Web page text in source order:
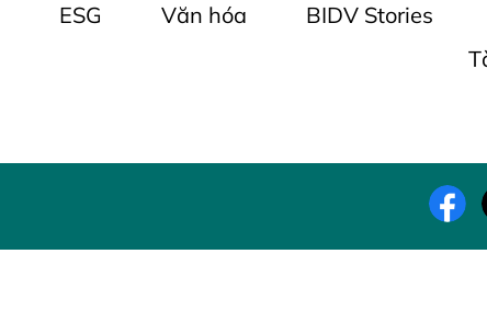
ESG Văn hóa BIDV Stories